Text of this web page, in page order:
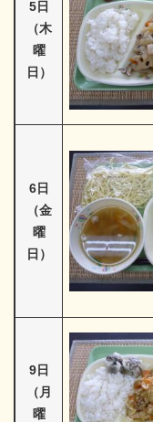
5日
（木
曜
日）
6日
（金
曜
日）
9日
（月
曜